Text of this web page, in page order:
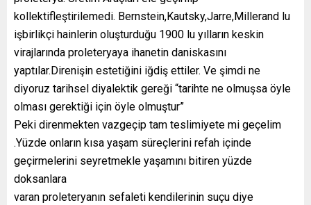
kollektifleştirilemedi. Bernstein,Kautsky,Jarre,Millerand lu
işbirlikçi hainlerin oluşturduğu 1900 lu yılların keskin
virajlarında proleteryaya ihanetin daniskasını
yaptılar.Direnişin estetiğini iğdiş ettiler. Ve şimdi ne
diyoruz tarihsel diyalektik gereği “tarihte ne olmuşsa öyle
olması gerektiği için öyle olmuştur”
Peki direnmekten vazgeçip tam teslimiyete mi geçelim
.Yüzde onların kısa yaşam süreçlerini refah içinde
geçirmelerini seyretmekle yaşamını bitiren yüzde
doksanlara
varan proleteryanın sefaleti kendilerinin suçu diye